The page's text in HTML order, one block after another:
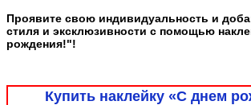
Проявите свою индивидуальность и
стиля и эксклюзивности с помощью
рождения!"!
Купить наклейку «С днем